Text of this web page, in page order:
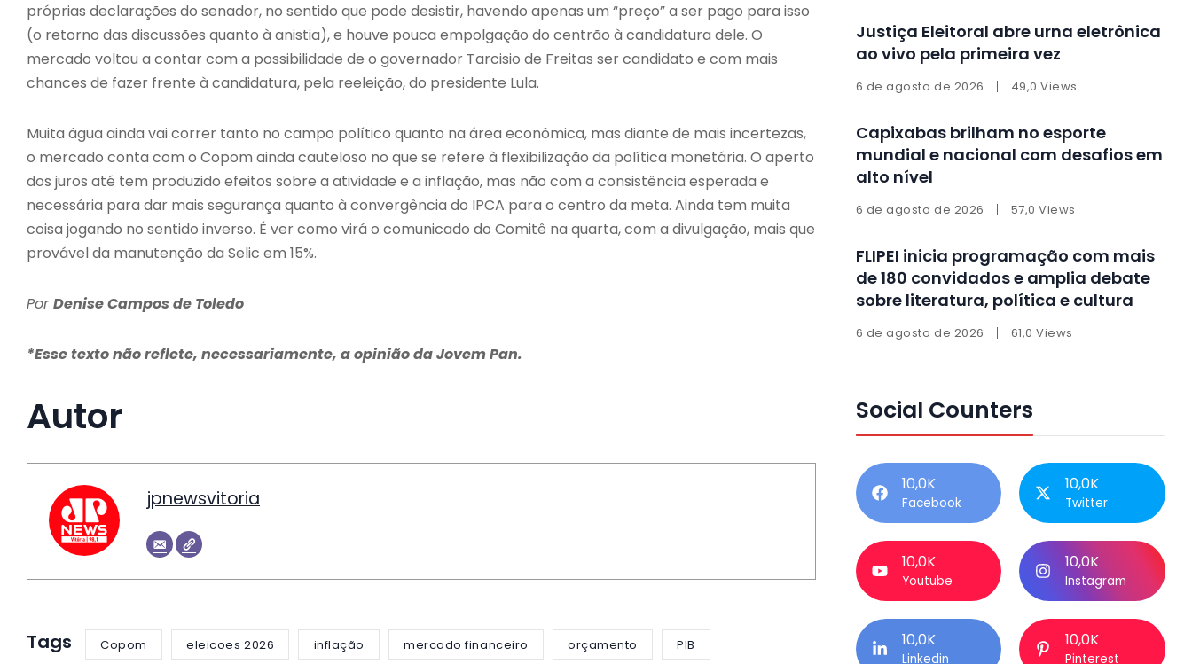
próprias declarações do senador, no sentido que pode desistir, havendo apenas um “preço” a ser pago para isso
(o retorno das discussões quanto à anistia), e houve pouca empolgação do centrão à candidatura dele. O
mercado voltou a contar com a possibilidade de o governador Tarcisio de Freitas ser candidato e com mais
chances de fazer frente à candidatura, pela reeleição, do presidente Lula.
Muita água ainda vai correr tanto no campo político quanto na área econômica, mas diante de mais incertezas,
o mercado conta com o Copom ainda cauteloso no que se refere à flexibilização da política monetária. O aperto
dos juros até tem produzido efeitos sobre a atividade e a inflação, mas não com a consistência esperada e
necessária para dar mais segurança quanto à convergência do IPCA para o centro da meta. Ainda tem muita
coisa jogando no sentido inverso. É ver como virá o comunicado do Comitê na quarta, com a divulgação, mais que
provável da manutenção da Selic em 15%.
PorDenise Campos de Toledo
*Esse texto não reflete, necessariamente, a opinião da Jovem Pan.
Autor
jpnewsvitoria
Tags Copom eleicoes 2026 inflação mercado financeiro orçamento PIB
Justiça Eleitoral abre urna eletrônica
ao vivo pela primeira vez
6 de agosto de 2026 49,0 Views
Capixabas brilham no esporte
mundial e nacional com desafios em
alto nível
6 de agosto de 2026 57,0 Views
FLIPEI inicia programação com mais
de 180 convidados e amplia debate
sobre literatura, política e cultura
6 de agosto de 2026 61,0 Views
Social Counters
10,0K
Facebook
10,0K
Twitter
10,0K
Youtube
10,0K
Instagram
10,0K
Linkedin
10,0K
Pinterest